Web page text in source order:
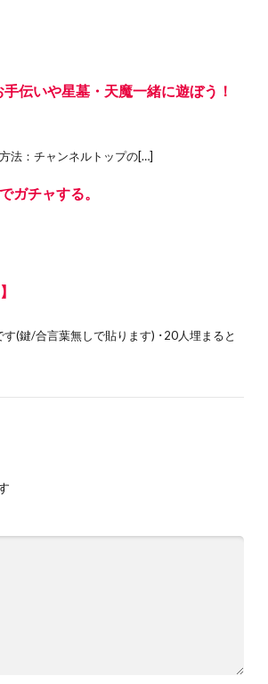
伝いや星墓・天魔一緒に遊ぼう！
法：チャンネルトップの[…]
ガチャする。
(鍵/合言葉無しで貼ります) ･20人埋まると